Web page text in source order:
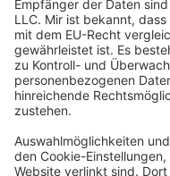
Oft Gesucht
Rund um die Prüfung